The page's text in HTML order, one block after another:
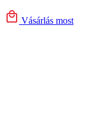
Vásárlás most